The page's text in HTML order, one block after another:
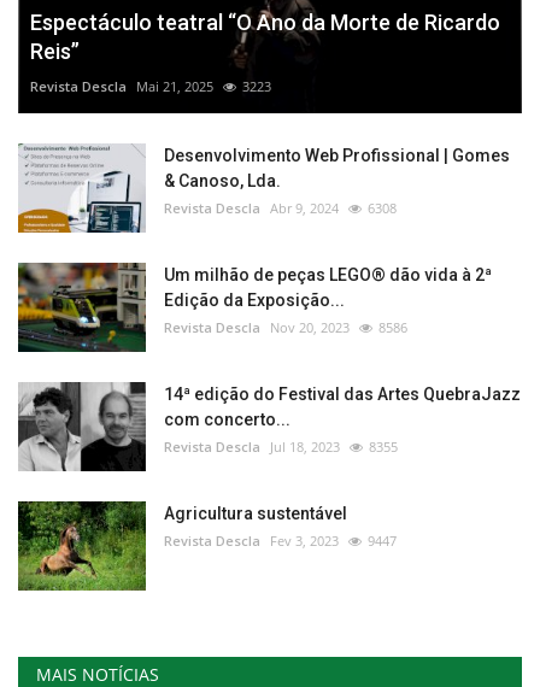
Espectáculo teatral “O Ano da Morte de Ricardo
Reis”
Revista Descla Mai 21, 2025 3223
Desenvolvimento Web Profissional | Gomes
& Canoso, Lda.
Revista Descla Abr 9, 2024 6308
Um milhão de peças LEGO® dão vida à 2ª
Edição da Exposição...
Revista Descla Nov 20, 2023 8586
14ª edição do Festival das Artes QuebraJazz
com concerto...
Revista Descla Jul 18, 2023 8355
Agricultura sustentável
Revista Descla Fev 3, 2023 9447
MAIS NOTÍCIAS